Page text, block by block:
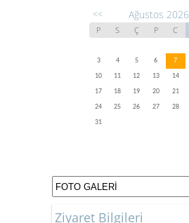
<< Ağustos 2026
P S Ç P C
3
4 5 6 7
10
11 12 13 14
17
18 19 20 21
24
25 26 27 28
31
Ziyaret Bilgileri